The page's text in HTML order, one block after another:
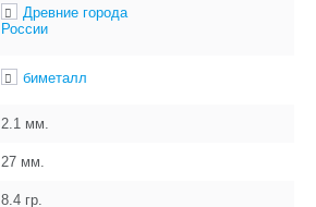
Древние города
России
биметалл
2.1 мм.
27 мм.
8.4 гр.